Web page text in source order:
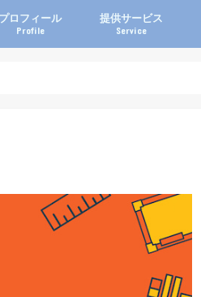
プロフィール
Profile
提供サービス
Service